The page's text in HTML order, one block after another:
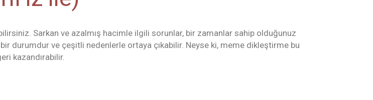
Sarkan ve azalmış hacimle ilgili sorunlar, bir zamanlar sahip olduğunuz
durumdur ve çeşitli nedenlerle ortaya çıkabilir. Neyse ki, meme dikleştirme bu
kazandırabilir.